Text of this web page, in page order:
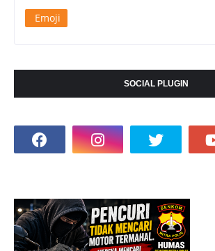
Emoji
SOCIAL PLUGIN